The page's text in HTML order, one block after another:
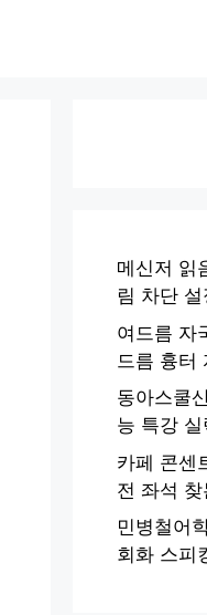
메신저 읽
림 차단
여드름 자
드름 흉터
동아스쿨
능 특강
카페 콘센
전 좌석
민병철어
회화 스피